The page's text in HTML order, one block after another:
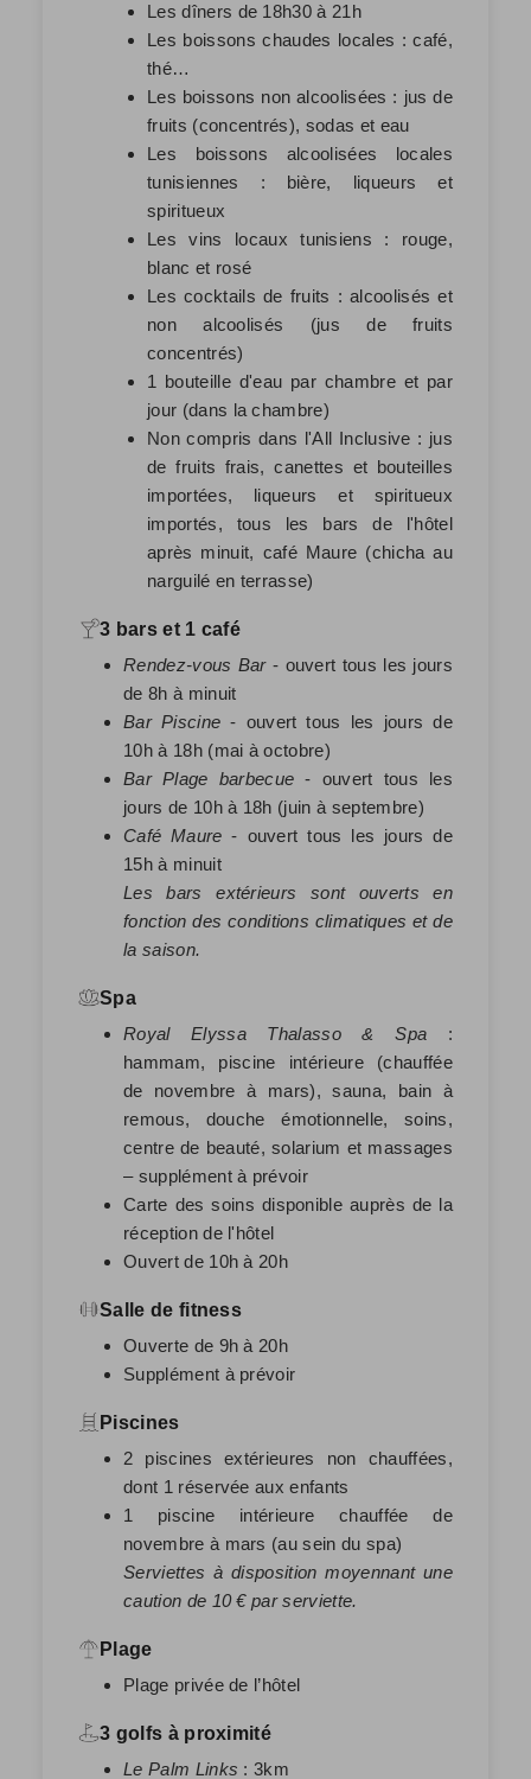
Les dîners de 18h30 à 21h
Les boissons chaudes locales : café,
thé…
Les boissons non alcoolisées : jus de
fruits (concentrés), sodas et eau
Les boissons alcoolisées locales
tunisiennes : bière, liqueurs et
spiritueux
Les vins locaux tunisiens : rouge,
blanc et rosé
Les cocktails de fruits : alcoolisés et
non alcoolisés (jus de fruits
concentrés)
1 bouteille d'eau par chambre et par
jour (dans la chambre)
Non compris dans l'All Inclusive : jus
de fruits frais, canettes et bouteilles
importées, liqueurs et spiritueux
importés, tous les bars de l'hôtel
après minuit, café Maure (chicha au
narguilé en terrasse)
3 bars et 1 café
Rendez-vous Bar- ouvert tous les jours
de 8h à minuit
Bar Piscine - ouvert tous les jours de
10h à 18h (mai à octobre)
Bar Plage barbecue - ouvert tous les
jours de 10h à 18h (juin à septembre)
Café Maure - ouvert tous les jours de
15h à minuit
Les bars extérieurs sont ouverts en
fonction des conditions climatiques et de
la saison.
Spa
Royal Elyssa Thalasso & Spa :
hammam, piscine intérieure (chauffée
de novembre à mars), sauna, bain à
remous, douche émotionnelle, soins,
centre de beauté, solarium et massages
– supplément à prévoir
Carte des soins disponible auprès de la
réception de l'hôtel
Ouvert de 10h à 20h
Salle de fitness
Ouverte de 9h à 20h
Supplément à prévoir
Piscines
2 piscines extérieures non chauffées,
dont 1 réservée aux enfants
1 piscine intérieure chauffée de
novembre à mars (au sein du spa)
Serviettes à disposition moyennant une
caution de 10 € par serviette.
Plage
Plage privée de l’hôtel
3 golfs à proximité
Le Palm Links : 3km